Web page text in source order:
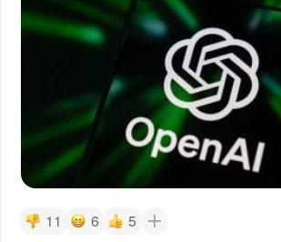
11 6 5